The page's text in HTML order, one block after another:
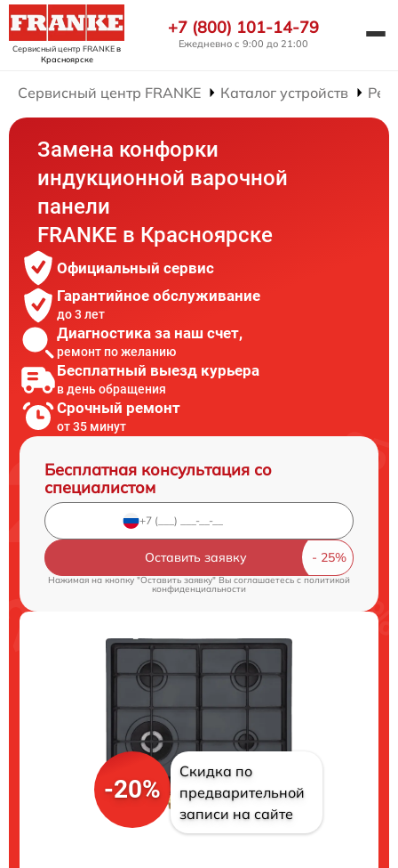
Сервисный центр FRANKEв
Красноярске
+7 (800) 101-14-79
Ежедневно с 9:00 до 21:00
Сервисный центр FRANKE Каталог устройств
Замена конфорки
индукционной варочной
панели
FRANKE в Красноярске
Официальный сервис
Гарантийное обслуживание
до 3 лет
Диагностика за наш счет,
ремонт по желанию
Бесплатный выезд курьера
в день обращения
Срочный ремонт
от 35 минут
Бесплатная консультация со
специалистом
Оставить заявку
Нажимая на кнопку "Оставить заявку" Вы соглашаетесь cполитикой
конфиденциальности
-20%
Скидка по
предварительной
записи на сайте